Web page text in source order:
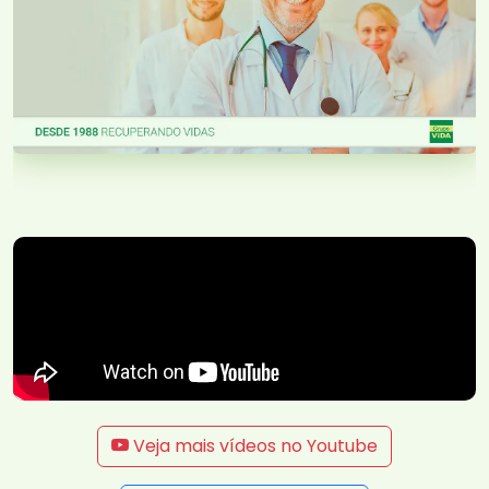
Veja mais vídeos no Youtube